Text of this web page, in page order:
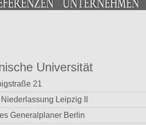
Universität
21
Leipzig II
Generalplaner Berlin